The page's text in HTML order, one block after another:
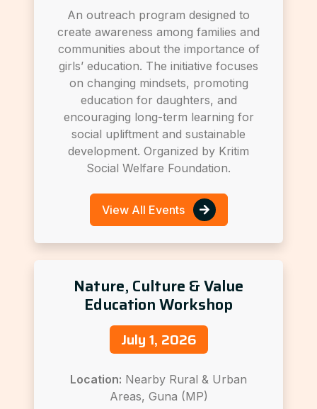
An outreach program designed to
create awareness among families and
communities about the importance of
girls’ education. The initiative focuses
on changing mindsets, promoting
education for daughters, and
encouraging long-term learning for
social upliftment and sustainable
development. Organized by Kritim
Social Welfare Foundation.
View All Events
Nature, Culture & Value
Education Workshop
July 1, 2026
Location: Nearby Rural & Urban
Areas, Guna (MP)